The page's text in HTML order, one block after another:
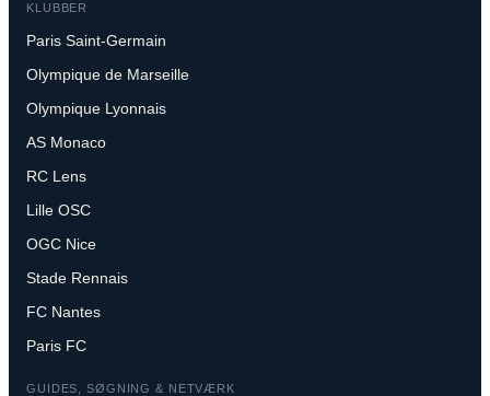
KLUBBER
Paris Saint-Germain
Olympique de Marseille
Olympique Lyonnais
AS Monaco
RC Lens
Lille OSC
OGC Nice
Stade Rennais
FC Nantes
Paris FC
GUIDES, SØGNING & NETVÆRK